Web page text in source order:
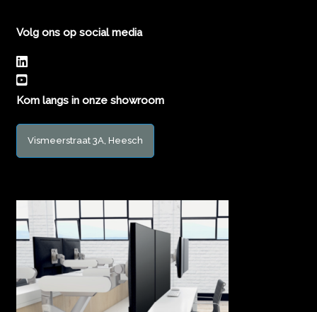
Volg ons op social media
Kom langs in onze showroom
Vismeerstraat 3A, Heesch